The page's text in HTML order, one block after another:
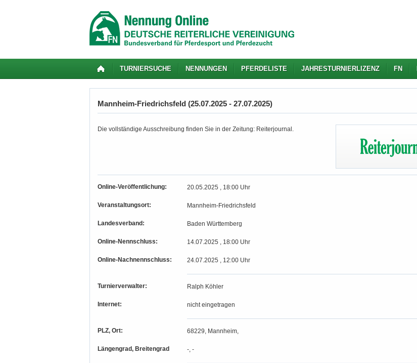
TURNIERSUCHE NENNUNGEN PFERDELISTE JAHRESTURNIERLIZENZ FN
Mannheim-Friedrichsfeld (25.07.2025 - 27.07.2025)
Die vollständige Ausschreibung finden Sie in der Zeitung: Reiterjournal.
Online-Veröffentlichung: 20.05.2025 , 18:00 Uhr
Veranstaltungsort: Mannheim-Friedrichsfeld
Landesverband: Baden Württemberg
Online-Nennschluss: 14.07.2025 , 18:00 Uhr
Online-Nachnennschluss: 24.07.2025 , 12:00 Uhr
Turnierverwalter: Ralph Köhler
Internet: nicht eingetragen
PLZ, Ort: 68229, Mannheim,
Längengrad, Breitengrad -, -